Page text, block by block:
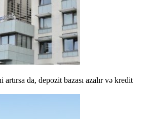
da, depozit bazası azalır və kredit